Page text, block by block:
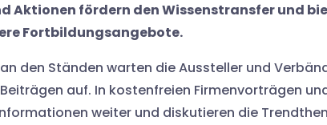
Aktionen fördern den Wissenstransfer und
Fortbildungsangebote.
den Ständen warten die Aussteller und
auf. In kostenfreien Firmenvorträgen
weiter und diskutieren die